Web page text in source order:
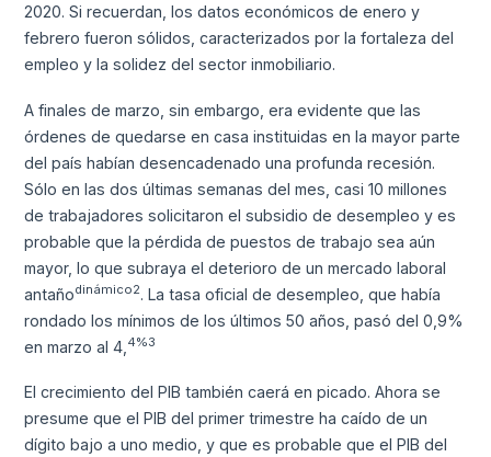
2020. Si recuerdan, los datos económicos de enero y
febrero fueron sólidos, caracterizados por la fortaleza del
empleo y la solidez del sector inmobiliario.
A finales de marzo, sin embargo, era evidente que las
órdenes de quedarse en casa instituidas en la mayor parte
del país habían desencadenado una profunda recesión.
Sólo en las dos últimas semanas del mes, casi 10 millones
de trabajadores solicitaron el subsidio de desempleo y es
probable que la pérdida de puestos de trabajo sea aún
mayor, lo que subraya el deterioro de un mercado laboral
antañodinámico2. La tasa oficial de desempleo, que había
rondado los mínimos de los últimos 50 años, pasó del 0,9%
en marzo al 4, 4%3
El crecimiento del PIB también caerá en picado. Ahora se
presume que el PIB del primer trimestre ha caído de un
dígito bajo a uno medio, y que es probable que el PIB del